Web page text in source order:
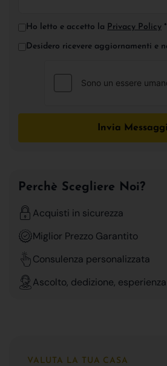
Ho letto e accetto la Privacy Policy *
Desidero ricevere aggiornamenti e
Invia
Perchè Scegliere Noi?
Acquisti in sicurezza
Miglior Prezzo Garantito
Consulenza personalizzata
Ascolto, dedizione, esperienza
VALUTA LA TUA CASA